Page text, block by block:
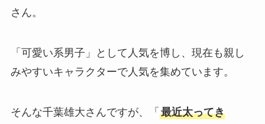
さん。
「可愛い系男子」として人気を博し、現在も親し
みやすいキャラクターで人気を集めています。
そんな千葉雄大さんですが、「 最近太ってき